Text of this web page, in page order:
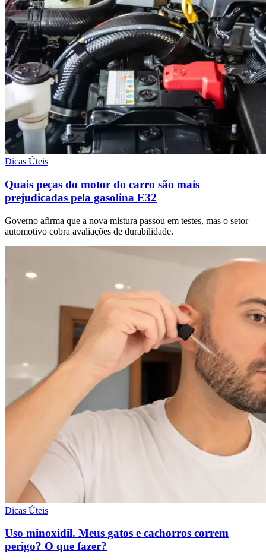
Dicas Úteis
Quais peças do motor do carro são mais
prejudicadas pela gasolina E32
Governo afirma que a nova mistura passou em testes, mas o setor
automotivo cobra avaliações de durabilidade.
Dicas Úteis
Uso minoxidil. Meus gatos e cachorros correm
perigo? O que fazer?